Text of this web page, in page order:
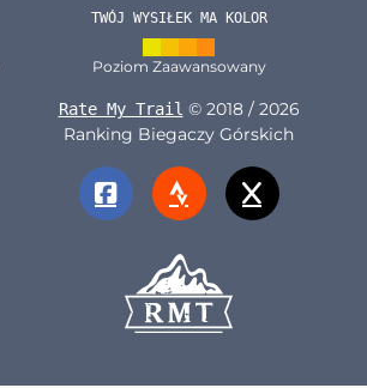
TWÓJ WYSIŁEK MA KOLOR
Poziom Zaawansowany
Rate My Trail © 2018 / 2026
Ranking Biegaczy Górskich